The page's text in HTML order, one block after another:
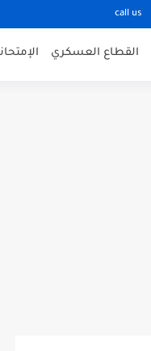
call us
القطاع العسكري